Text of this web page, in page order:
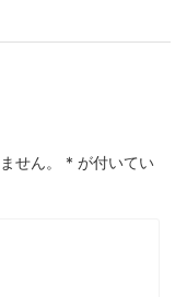
せん。 * が付いてい